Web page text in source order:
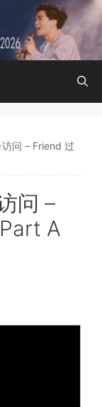
问 – Friend 过
问 –
A